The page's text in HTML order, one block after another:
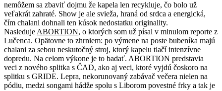
nemôžem sa zbaviť dojmu že kapela len recykluje, čo bolo už
veľakrát zahraté. Show je ale svieža, hraná od srdca a energická,
čím chalani dohnali ten kúsok nedostatku originality.
Nasleduje ABORTION, o ktorých som už písal v minulom reporte z
Lučenca. Opätovne to zhrniem: po výmene na poste bubeníka majú
chalani za sebou neskutočný stroj, ktorý kapelu tlačí intenzívne
dopredu. Na celom výkone je to badať. ABORTION predstavia
veci z nového splitka s ČAD, ako aj veci, ktoré vyjdú čoskoro na
splitku s GRIDE. Lepra, nekorunovaný zabávač večera nielen na
pódiu, medzi songami hádže spolu s Liborom povestné frky a tak je